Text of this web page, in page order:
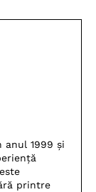
anul 1999 și
printre